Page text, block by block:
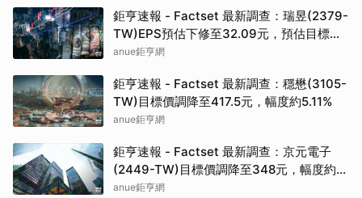
鉅亨速報 - Factset 最新調查：瑞昱(2379-
TW)EPS預估下修至32.09元，預估目標價
為717元
anue鉅亨網
鉅亨速報 - Factset 最新調查：穩懋(3105-
TW)目標價調降至417.5元，幅度約5.11%
anue鉅亨網
鉅亨速報 - Factset 最新調查：京元電子
(2449-TW)目標價調降至348元，幅度約
3.84%
anue鉅亨網